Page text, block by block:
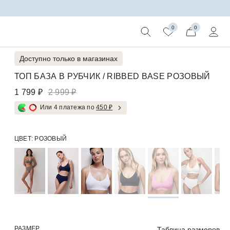
0 0
Доступно только в магазинах
ТОП БАЗА В РУБЧИК / RIBBED BASE РОЗОВЫЙ
1 799 ₽
2 999 ₽
Или 4 платежа по450 ₽
ЦВЕТ: РОЗОВЫЙ
РАЗМЕР